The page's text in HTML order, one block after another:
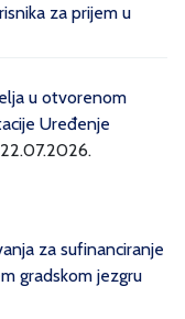
za prijem u
u otvorenom
Uređenje
22.07.2026.
za sufinanciranje
gradskom jezgru